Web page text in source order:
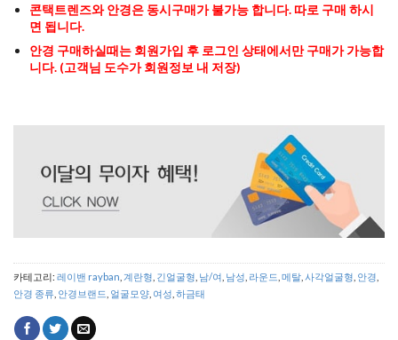
콘택트렌즈와 안경은 동시구매가 불가능 합니다. 따로 구매 하시
면 됩니다.
안경 구매하실때는 회원가입 후 로그인 상태에서만 구매가 가능합
니다. (고객님 도수가 회원정보 내 저장)
카테고리: 레이밴 rayban 계란형 긴얼굴형 남/여 남성 라운드 메탈 사각얼굴형 안경
안경 종류 안경브랜드 얼굴모양 여성 하금태